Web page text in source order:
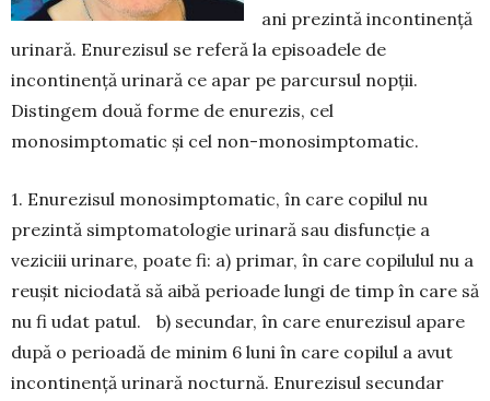
ani prezintă incontinență
urinară. Enurezisul se referă la episoadele de
incontinență urinară ce apar pe par­cursul nopții.
Distingem două forme de enurezis, cel
monosimptomatic și cel non-monosimptomatic.
1. Enurezisul monosimptomatic, în care copilul nu
prezintă simptomatologie urinară sau disfuncție a
veziciii urinare, poate fi: a) primar, în care copi­lulul nu a
reușit niciodată să aibă perioade lungi de timp în care să
nu fi udat patul. b) secundar, în care enurezisul apare
după o perioadă de minim 6 luni în care copilul a avut
incontinență urinară noc­turnă. Enurezisul secundar